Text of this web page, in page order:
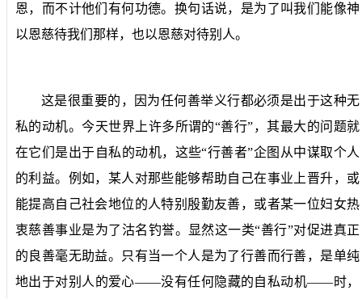
恩，而不计他们有何功德。换句话说，是为了叫我们能像神
以恩慈待我们那样，也以恩慈对待别人。
这是很重要的，因为任何善举义行都必须是出于这种无
私的动机。今天世界上许多所谓的“善行”，其最大的问题就
在它们是出于自私的动机，这些“行善者”企图从中谋取个人
的利益。例如，某人对那些能够帮助自己在事业上晋升，或
能提高自己社会地位的人特别殷勤友善，或者某一位妇女热
衷慈善事业是为了沽名钓誉。显然这一类“善行”对促进真正
的良善毫无助益。只有当一个人是为了行善而行善，是单纯
地出于对别人的爱心——没有任何隐藏的自私动机——时，